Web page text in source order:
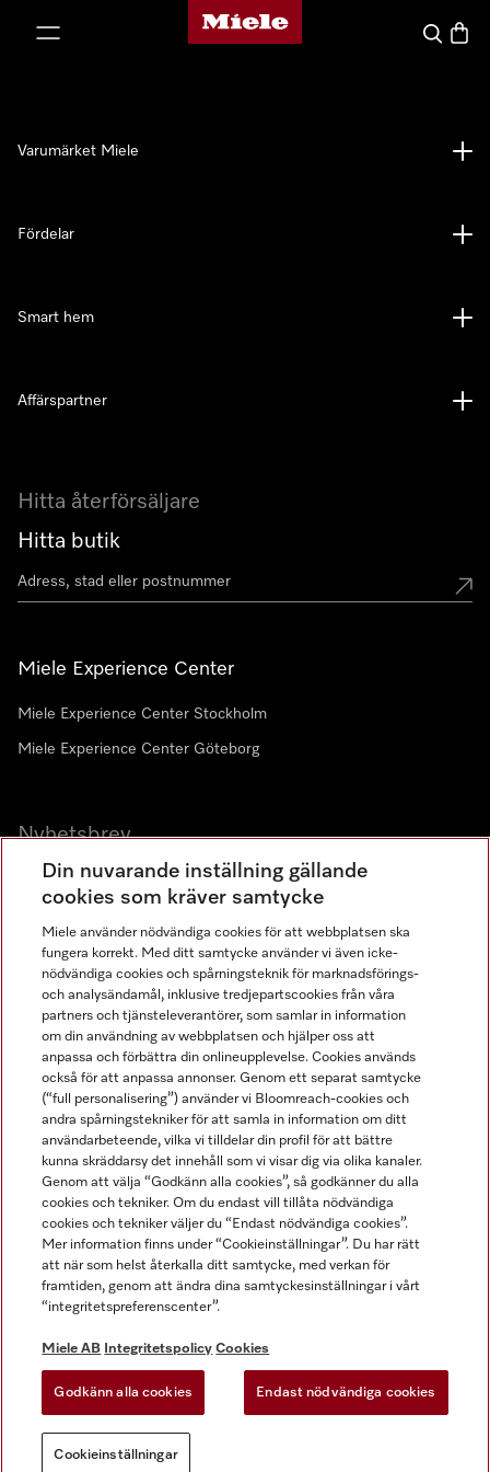
Mieles hemsida
Sök
Hitta återförsäljare
Hitta butik
Miele Experience Center
Miele Experience Center Stockholm
Miele Experience Center Göteborg
Nyhetsbrev
Gå med i vår gemenskap
Varumärket Miele
Fördelar
Smart hem
Affärspartner
Miele AB
Allmänna villkor
Användarvillkor
Miele tillgänglighetsförklaring
Lagen om digitala tjänster
Miele på LinkedIn
Miele på Facebook
Miele på Instagram
Miele på Youtube
Din nuvarande inställning gällande
cookies som kräver samtycke
Miele använder nödvändiga cookies för att webbplatsen ska
fungera korrekt. Med ditt samtycke använder vi även icke-
nödvändiga cookies och spårningsteknik för marknadsförings-
och analysändamål, inklusive tredjepartscookies från våra
partners och tjänsteleverantörer, som samlar in information
om din användning av webbplatsen och hjälper oss att
anpassa och förbättra din onlineupplevelse. Cookies används
också för att anpassa annonser. Genom ett separat samtycke
(“full personalisering”) använder vi Bloomreach-cookies och
andra spårningstekniker för att samla in information om ditt
användarbeteende, vilka vi tilldelar din profil för att bättre
kunna skräddarsy det innehåll som vi visar dig via olika kanaler.
Genom att välja “Godkänn alla cookies”, så godkänner du alla
cookies och tekniker. Om du endast vill tillåta nödvändiga
cookies och tekniker väljer du “Endast nödvändiga cookies”.
Mer information finns under “Cookieinställningar”. Du har rätt
att när som helst återkalla ditt samtycke, med verkan för
framtiden, genom att ändra dina samtyckesinställningar i vårt
“integritetspreferenscenter”.
Miele AB Integritetspolicy Cookies
Godkänn alla cookies Endast nödvändiga cookies
Cookieinställningar